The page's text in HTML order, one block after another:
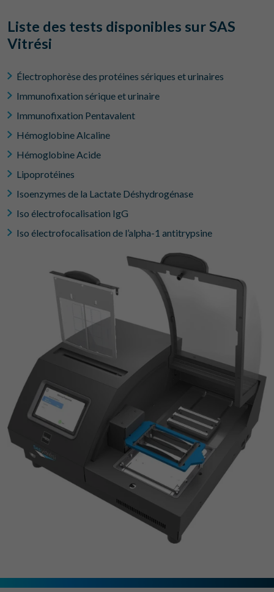
Liste des tests disponibles sur SAS
Vitrési
Électrophorèse des protéines sériques et urinaires
Immunofixation sérique et urinaire
Immunofixation Pentavalent
Hémoglobine Alcaline
Hémoglobine Acide
Lipoprotéines
Isoenzymes de la Lactate Déshydrogénase
Iso électrofocalisation IgG
Iso électrofocalisation de l’alpha-1 antitrypsine